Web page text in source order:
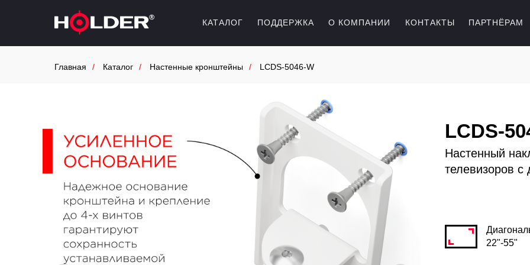
ПАРТНЁРАМ
КОНТАКТЫ
О КОМПАНИИ
ПОДДЕРЖКА
КАТАЛОГ
Главная / Каталог / Настенные кронштейны / LCDS-5046-W
22"-55"
Настенный
телевизоров с
LCDS-